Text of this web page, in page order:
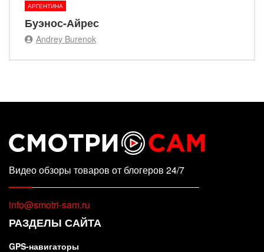
АРГЕНТИНА
Буэнос-Айрес
Andrey Burenok
Видео обзоры товаров от блогеров 24/7
info@smotri-sam.ru
РАЗДЕЛЫ САЙТА
GPS-навигаторы